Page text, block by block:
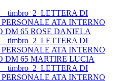
DI
ATA INTERNO
DM 65 ROSE DANIELA
DI
ATA INTERNO
DM 65 MARTIRE LUCIA
DI
ATA INTERNO